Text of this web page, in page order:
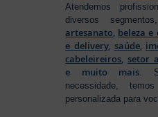
Atendemos
diversos
artesanato, beleza e
e delivery, saúde,
cabeleireiros, setor
e muito mais .
necessidade,
personalizada para